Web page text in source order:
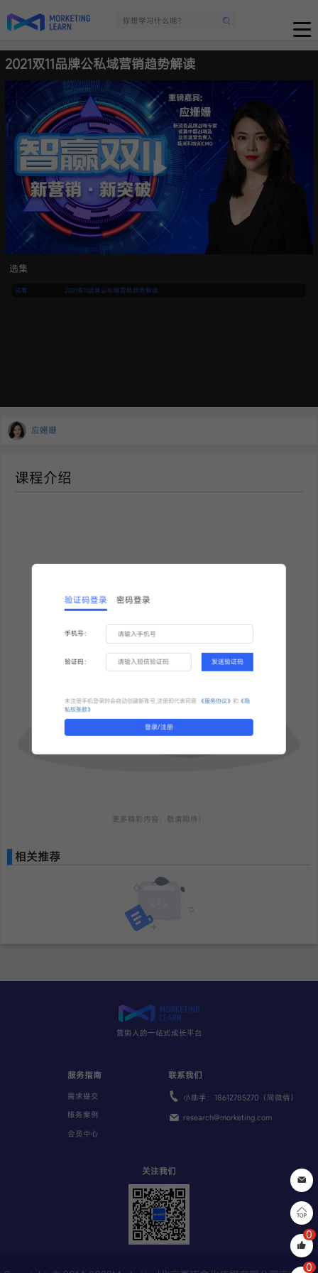
2021双11品牌公私域营销趋势解读
选集
试看 2021双11品牌公私域营销趋势解读
应姗姗
课程介绍
更多精彩内容，敬请期待！
相关推荐
营销人的一站式成长平台
服务指南
需求提交
服务案例
会员中心
联系我们
小助手：18612785270（同微信）
research@morketing.com
关注我们
0
0
验证码登录 密码登录
手机号：
验证码： 发送验证码
未注册手机登录时会自动创建新账号,注册即代表同意 《服务协议》 和《隐
私权条款》
登录/注册